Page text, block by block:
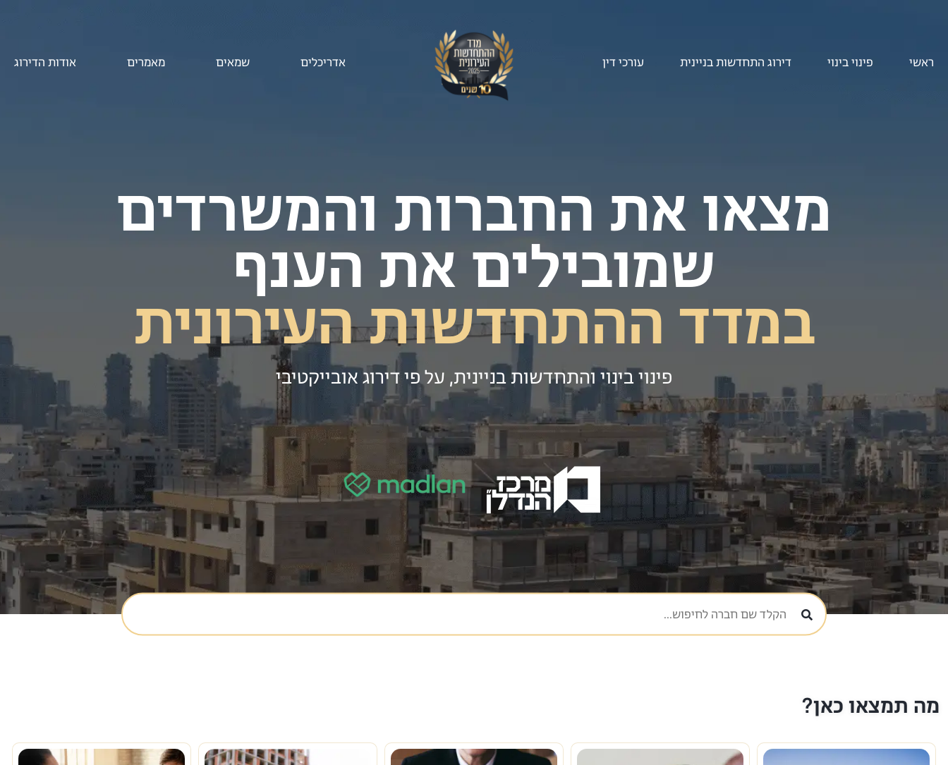
ראשי פינוי בינוי דירוג התחדשות בניינית עורכי דין אדריכלים שמאים מאמרים אודות הדירוג
מצאו את החברות והמשרדים
שמובילים את הענף
במדד ההתחדשות העירונית
פינוי בינוי והתחדשות בניינית, על פי דירוג אובייקטיבי
מה תמצאו כאן?